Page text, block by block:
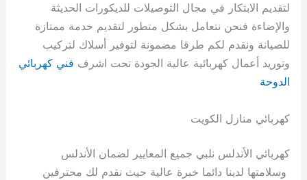
لتقديم الابتكار في مجال التوصيلات للديكورات الحديثة
والإضاءة فنحن نتعامل بشكل متطور لتقديم خدمة ممتازة
للصيانة ونقدم لكم طرقا مضمونة لتوفير أسلاك لتركيب
وتوريد أعمال كهربائية عالية الجودة تحت اشرف فني كهربائي
الدوحة
كهربائي منازل الكويت
كهربائي الأندلس نلبي جميع المعايير لضمان الأندلس
وسلامتها لدينا دائما خبرة عالية حيث نقدم لك محترفين